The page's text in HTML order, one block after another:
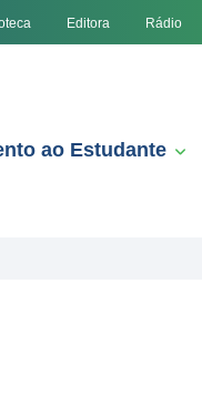
Editora Rádio
ao Estudante